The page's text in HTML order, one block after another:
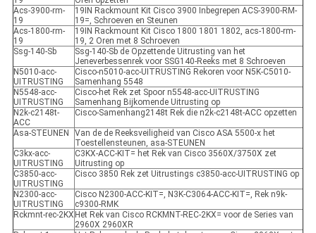
Acs-3900-rm-
19
19IN Rackmount Kit Cisco 3900 Inbegrepen ACS-3900-RM-
19=, Schroeven en Steunen
Acs-1800-rm-
19
19IN Rackmount Kit Cisco 1800 1801 1802, acs-1800-rm-
19, 2 Oren met 8 Schroeven
Ssg-140-Sb
Ssg-140-Sb de Opzettende Uitrusting van het
Jeneverbessenrek voor SSG140-Reeks met 8 Schroeven
N5010-acc-
UITRUSTING
Cisco-n5010-acc-UITRUSTING Rekoren voor N5K-C5010-
Samenhang 5548
N5548-acc-
UITRUSTING
Cisco-het Rek zet Spoor n5548-acc-UITRUSTING
Samenhang Bijkomende Uitrusting op
N2k-c2148t-
ACC
Cisco-Samenhang2148t Rek die n2k-c2148t-ACC opzetten
Asa-STEUNEN
Van de de Reeksveiligheid van Cisco ASA 5500-x het
Toestellensteunen, asa-STEUNEN
C3kx-acc-
UITRUSTING
C3KX-ACC-KIT= het Rek van Cisco 3560X/3750X zet
Uitrusting op
C3850-acc-
UITRUSTING
Cisco 3850 Rek zet Uitrustings c3850-acc-UITRUSTING op
N2300-acc-
UITRUSTING
Cisco N2300-ACC-KIT=, N3K-C3064-ACC-KIT=, Rek n9k-
c9300-RMK
Rckmnt-rec-2KX Het Rek van Cisco RCKMNT-REC-2KX= voor de Series van
2960X 2960XR